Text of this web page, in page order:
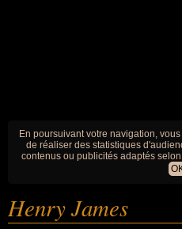
En poursuivant votre navigation,
de réaliser des statistiques
contenus ou publicités adaptés
Henry James